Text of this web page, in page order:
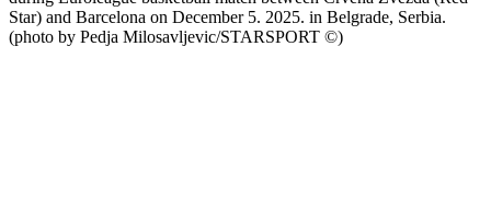
Star) and Barcelona on December 5. 2025. in Belgrade, Serbia.
(photo by Pedja Milosavljevic/STARSPORT ©)